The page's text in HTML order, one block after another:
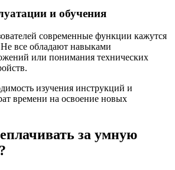
и обучения
современные функции кажутся
все обладают навыками
или понимания технических
изучения инструкций и
времени на освоение новых
за умную